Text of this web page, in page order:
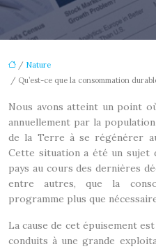
/ Nature
/ Qu’est-ce que la consommation
Nous avons atteint un point
annuellement par la
de la Terre à se régénérer
Cette situation a été un sujet
pays au cours des dernières
entre autres, que la
programme plus que
La cause de cet épuisement
conduits à une grande